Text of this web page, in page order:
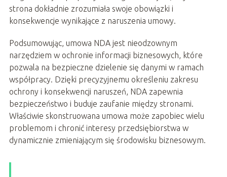
strona dokładnie zrozumiała swoje obowiązki i
konsekwencje wynikające z naruszenia umowy.
Podsumowując, umowa NDA jest nieodzownym
narzędziem w ochronie informacji biznesowych, które
pozwala na bezpieczne dzielenie się danymi w ramach
współpracy. Dzięki precyzyjnemu określeniu zakresu
ochrony i konsekwencji naruszeń, NDA zapewnia
bezpieczeństwo i buduje zaufanie między stronami.
Właściwie skonstruowana umowa może zapobiec wielu
problemom i chronić interesy przedsiębiorstwa w
dynamicznie zmieniającym się środowisku biznesowym.